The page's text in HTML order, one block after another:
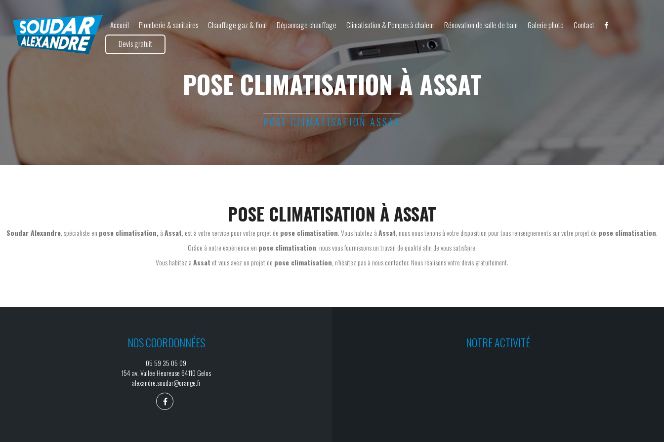
Accueil Plomberie & sanitaires Chauffage gaz & fioul Dépannage chauffage Climatisation & Pompes à chaleur Rénovation de salle de bain Galerie photo
Contact
Devis gratuit
POSE CLIMATISATION À ASSAT
POSE CLIMATISATION ASSAT
POSE CLIMATISATION À ASSAT
Soudar Alexandre , spécialiste en pose climatisation,àAssat , est à votre service pour votre projet de pose climatisation. Vous habitez àAssat , nous nous tenons à votre disposition pour tous renseignements sur votre projet de pose climatisation.
Grâce à notre expérience en pose climatisation , nous vous fournissons un travail de qualité afin de vous satisfaire.
Vous habitez àAssat et vous avez un projet de pose climatisation , n'hésitez pas à nous contacter. Nous réalisons votre devis gratuitement.
NOS COORDONNÉES
05 59 35 05 09
154 av. Vallée Heureuse 64110 Gelos
alexandre.soudar@orange.fr
NOTRE ACTIVITÉ